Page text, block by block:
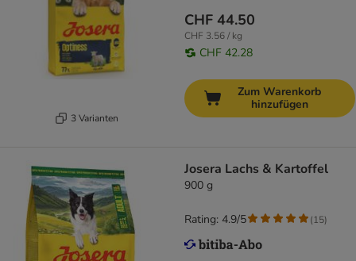
3 Varianten
CHF 44.50
CHF 3.56 / kg
CHF 42.28
Zum Warenkorb
hinzufügen
Josera Lachs & Kartoffel
900 g
Rating: 4.9/5 (15)